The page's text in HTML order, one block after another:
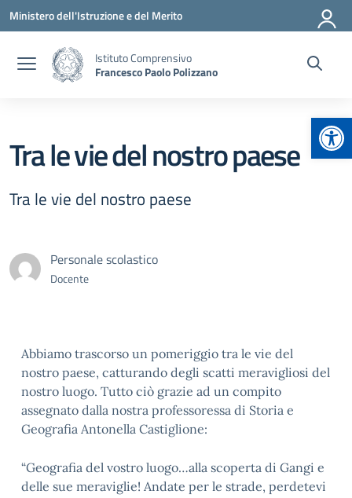
Vai ai contenuti
Vai al menu di navigazione
Vai al footer
Ministero dell'Istruzione e del Merito
Istituto Comprensivo
Francesco Paolo Polizzano
Tra le vie del nostro paese
Tra le vie del nostro paese
Personale scolastico
Docente
Abbiamo trascorso un pomeriggio tra le vie del
nostro paese, catturando degli scatti meravigliosi del
nostro luogo. Tutto ciò grazie ad un compito
assegnato dalla nostra professoressa di Storia e
Geografia Antonella Castiglione:
“Geografia del vostro luogo…alla scoperta di Gangi e
delle sue meraviglie! Andate per le strade, perdetevi